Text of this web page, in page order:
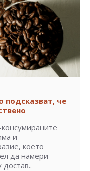
подсказват, че
и
което
да намери
достав..